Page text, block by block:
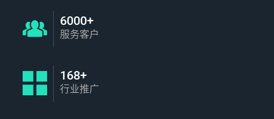
6000+
服务客户
168+
行业推广